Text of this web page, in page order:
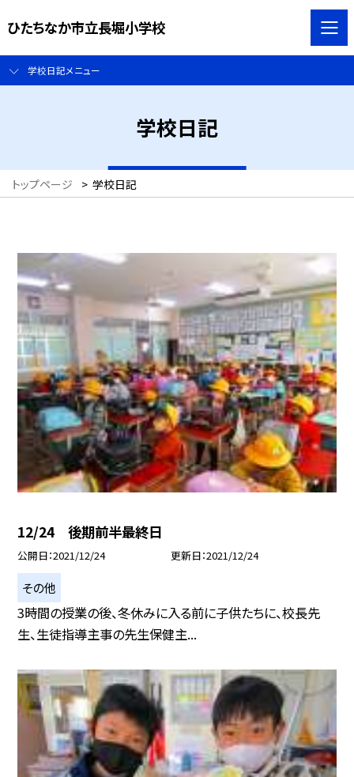
ひたちなか市立長堀小学校
学校日記メニュー
学校日記
トップページ > 学校日記
12/24 後期前半最終日
公開日 2021/12/24 更新日 2021/12/24
その他
3時間の授業の後、冬休みに入る前に子供たちに、校長先
生、生徒指導主事の先生保健主...